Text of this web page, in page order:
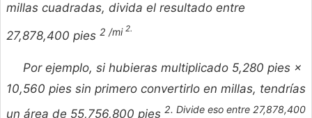
millas cuadradas, divida el resultado entre
27,878,400 pies 2 /mi 2.
Por ejemplo, si hubieras multiplicado 5,280 pies ×
10,560 pies sin primero convertirlo en millas, tendrías
un área de 55,756,800 pies 2. Divide eso entre 27,878,400